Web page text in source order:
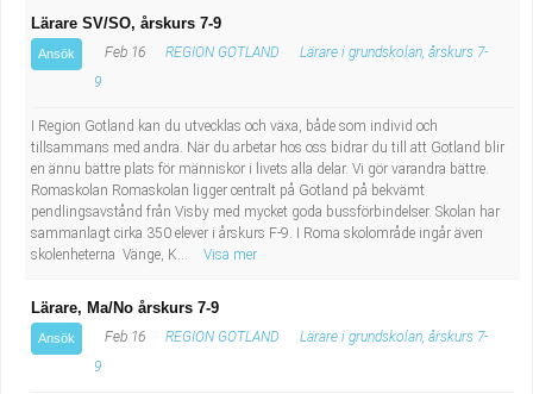
Lärare SV/SO, årskurs 7-9
Ansök Feb 16 REGION GOTLAND
Lärare i grundskolan, årskurs 7-
9
I Region Gotland kan du utvecklas och växa, både som individ och
tillsammans med andra. När du arbetar hos oss bidrar du till att Gotland blir
en ännu bättre plats för människor i livets alla delar. Vi gör varandra bättre.
Romaskolan Romaskolan ligger centralt på Gotland på bekvämt
pendlingsavstånd från Visby med mycket goda bussförbindelser. Skolan har
sammanlagt cirka 350 elever i årskurs F-9. I Roma skolområde ingår även
skolenheterna Vänge, K...
Visa mer
Lärare, Ma/No årskurs 7-9
Ansök Feb 16 REGION GOTLAND
Lärare i grundskolan, årskurs 7-
9